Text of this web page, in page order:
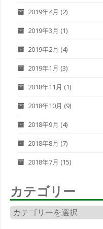
2019年4月 (2)
2019年3月 (1)
2019年2月 (4)
2019年1月 (3)
2018年11月 (1)
2018年10月 (9)
2018年9月 (4)
2018年8月 (7)
2018年7月 (15)
カテゴリー
カ
テ